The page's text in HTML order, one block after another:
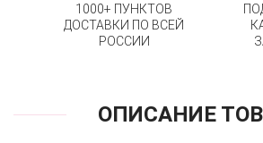
1000+ ПУНКТОВ
ДОСТАВКИ ПО ВСЕЙ
РОССИИ
ОПИСАНИЕ